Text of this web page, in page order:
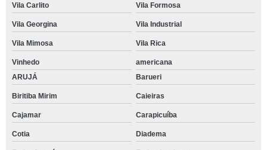
Vila Carlito Vila Formosa
Vila Georgina Vila Industrial
Vila Mimosa Vila Rica
Vinhedo
americana
ARUJÁ
Barueri
Biritiba Mirim Caieiras
Cajamar Carapicuíba
Cotia Diadema